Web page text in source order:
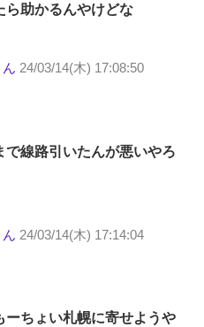
ら助かるんやけどな
24/03/14(木) 17:08:50
線路引いたんが悪いやろ
24/03/14(木) 17:14:04
ーちょい札幌に寄せようや